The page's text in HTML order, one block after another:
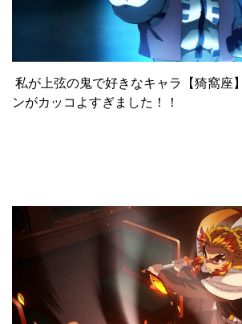
私が上弦の鬼で好きなキャラ【猗窩
ンがカッコよすぎました！！